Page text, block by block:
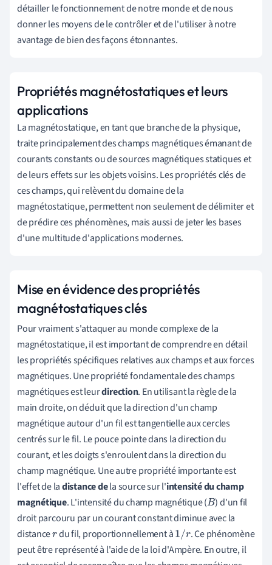
détailler le fonctionnement de notre monde et de nous
donner les moyens de le contrôler et de l'utiliser à notre
avantage de bien des façons étonnantes.
Propriétés magnétostatiques et leurs
applications
La magnétostatique, en tant que branche de la physique,
traite principalement des champs magnétiques émanant de
courants constants ou de sources magnétiques statiques et
de leurs effets sur les objets voisins. Les propriétés clés de
ces champs, qui relèvent du domaine de la
magnétostatique, permettent non seulement de délimiter et
de prédire ces phénomènes, mais aussi de jeter les bases
d'une multitude d'applications modernes.
Mise en évidence des propriétés
magnétostatiques clés
Pour vraiment s'attaquer au monde complexe de la
magnétostatique, il est important de comprendre en détail
les propriétés spécifiques relatives aux champs et aux forces
magnétiques. Une propriété fondamentale des champs
magnétiques est leurdirection. En utilisant la règle de la
main droite, on déduit que la direction d'un champ
magnétique autour d'un fil est tangentielle aux cercles
centrés sur le fil. Le pouce pointe dans la direction du
courant, et les doigts s'enroulent dans la direction du
champ magnétique. Une autre propriété importante est
l'effet de ladistance dela source sur l'intensité du champ
magnétique. L'intensité du champ magnétique (B ) d'un fil
droit parcouru par un courant constant diminue avec la
distancerdu fil, proportionnellement à1/r . Ce phénomène
peut être représenté à l'aide de la loi d'Ampère. En outre, il